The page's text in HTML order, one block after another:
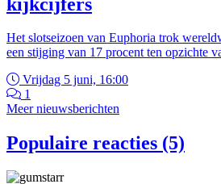
Het slotseizoen van Euphoria trok
een stijging van 17 procent ten opzichte
Vrijdag 5 juni, 16:00
1
Meer nieuwsberichten
Populaire reacties (5)